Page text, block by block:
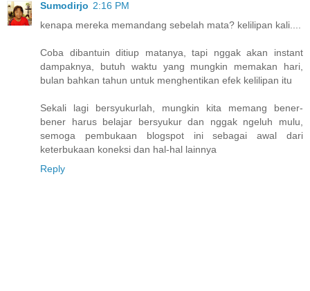
Sumodirjo 2:16 PM
kenapa mereka memandang sebelah mata? kelilipan kali....
Coba dibantuin ditiup matanya, tapi nggak akan instant
dampaknya, butuh waktu yang mungkin memakan hari,
bulan bahkan tahun untuk menghentikan efek kelilipan itu
Sekali lagi bersyukurlah, mungkin kita memang bener-
bener harus belajar bersyukur dan nggak ngeluh mulu,
semoga pembukaan blogspot ini sebagai awal dari
keterbukaan koneksi dan hal-hal lainnya
Reply